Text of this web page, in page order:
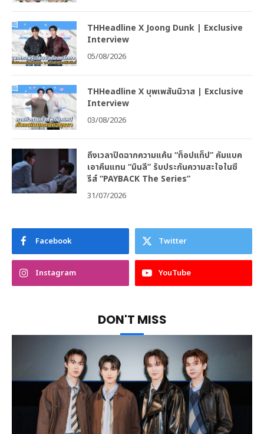
THHeadline X Joong Dunk | Exclusive
Interview
05/08/2026
THHeadline X บุพเพสันนิวาส | Exclusive
Interview
03/08/2026
ถึงเวลาปิดฉากความแค้น “ท็อปแท็ป” คัมแบค
เอาคืนแทน “มินลี” รับประกันความสะใจในซี
รีส์ “PAYBACK The Series”
31/07/2026
Facebook Twitter
Instagram YouTube
DON'T MISS